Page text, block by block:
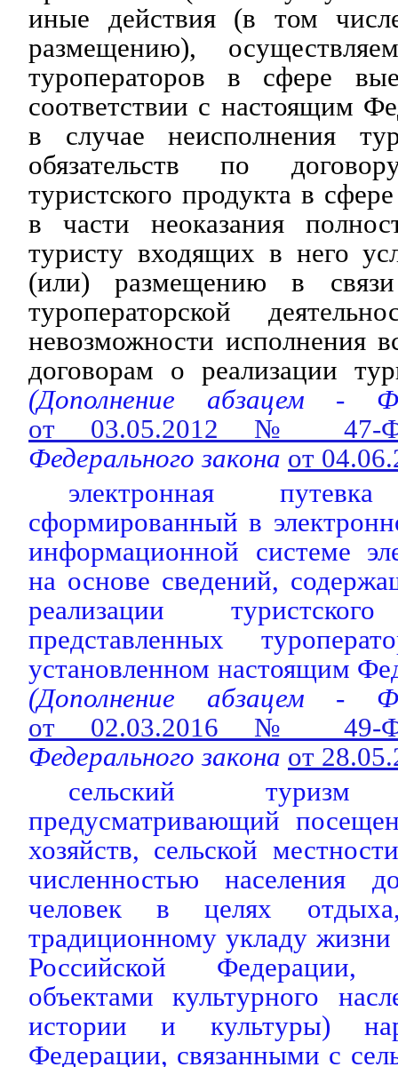
иные действия (в том
размещению),
туроператоров в сфере
соответствии с настоящим
в случае неисполнения
обязательств по
туристского продукта в
в части неоказания
туристу входящих в него
(или) размещению в
туроператорской
невозможности исполнения
договорам о реализации
(Дополнение абзацем -
от 03.05.2012 № 47-
Федерального закона от
электронная
сформированный в
информационной системе
на основе сведений,
реализации
представленных
установленном настоящим
(Дополнение абзацем -
от 02.03.2016 № 49-
Федерального закона от
сельский
предусматривающий
хозяйств, сельской
численностью населения
человек в целях
традиционному укладу
Российской Федерации,
объектами культурного
истории и культуры)
Федерации, связанными с